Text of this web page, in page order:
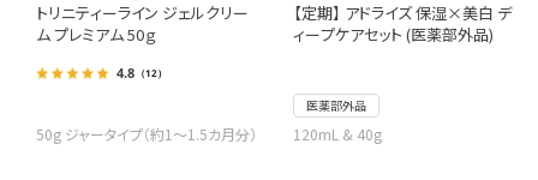
トリニティーライン ジェルクリー
ム プレミアム 50ｇ
4.8 （12）
50g ジャータイプ（約1～1.5カ月分）
【定期】 アドライズ 保湿×美白 デ
ィープケアセット (医薬部外品)
医薬部外品
120mL & 40g